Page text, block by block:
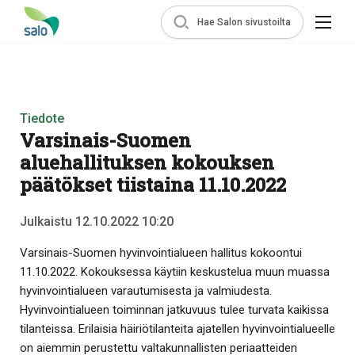
Hae Salon sivustoilta
Tiedote
Varsinais-Suomen
aluehallituksen kokouksen
päätökset tiistaina 11.10.2022
Julkaistu 12.10.2022 10:20
Varsinais-Suomen hyvinvointialueen hallitus kokoontui
11.10.2022. Kokouksessa käytiin keskustelua muun muassa
hyvinvointialueen varautumisesta ja valmiudesta.
Hyvinvointialueen toiminnan jatkuvuus tulee turvata kaikissa
tilanteissa. Erilaisia häiriötilanteita ajatellen hyvinvointialueelle
on aiemmin perustettu valtakunnallisten periaatteiden